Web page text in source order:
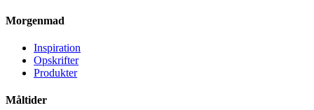
Morgenmad
Inspiration
Opskrifter
Produkter
Måltider